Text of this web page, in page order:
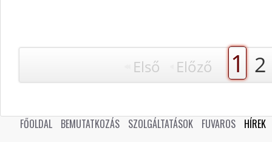
Első Előző 1 2
FŐOLDAL BEMUTATKOZÁS SZOLGÁLTATÁSOK FUVAROS HÍREK